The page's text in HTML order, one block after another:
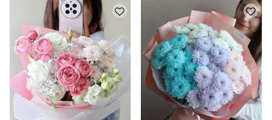
личных праздников
Это праздничное настроение в одном букете.
ЭМОЦИОНАЛЬНЫЕ ПОДАРКИ
Микс роз часто выбирают, когда хочется выразить
сразу несколько эмоций.
Подходит для: